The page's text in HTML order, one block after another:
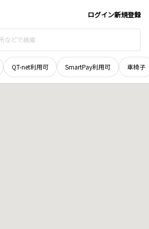
ログイン新規登録
QT-net利用可 SmartPay利用可 車椅子